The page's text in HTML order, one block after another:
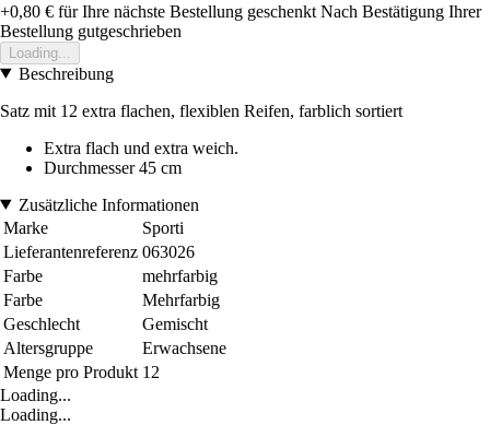
+0,80 € für Ihre nächste Bestellung geschenkt Nach Bestätigung Ihrer
Bestellung gutgeschrieben
Loading...
Beschreibung
Satz mit 12 extra flachen, flexiblen Reifen, farblich sortiert
Extra flach und extra weich.
Durchmesser 45 cm
Zusätzliche Informationen
Marke
Sporti
Lieferantenreferenz 063026
Farbe
mehrfarbig
Farbe
Mehrfarbig
Geschlecht
Gemischt
Altersgruppe
Erwachsene
Menge pro Produkt 12
Loading...
Loading...